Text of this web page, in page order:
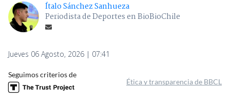
Ítalo Sánchez Sanhueza
Periodista de Deportes en BioBioChile
Jueves 06 Agosto, 2026 | 07:41
Seguimos criterios de
Ética y transparencia de BBCL